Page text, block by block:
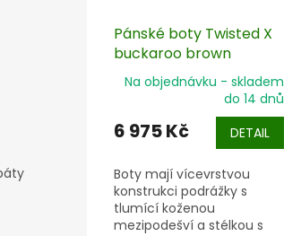
Pánské boty Twisted X
buckaroo brown
Na objednávku - skladem
do 14 dnů
6 975 Kč DETAIL
Boty mají vícevrstvou
konstrukci podrážky s
tlumící koženou
mezipodešví a stélkou s